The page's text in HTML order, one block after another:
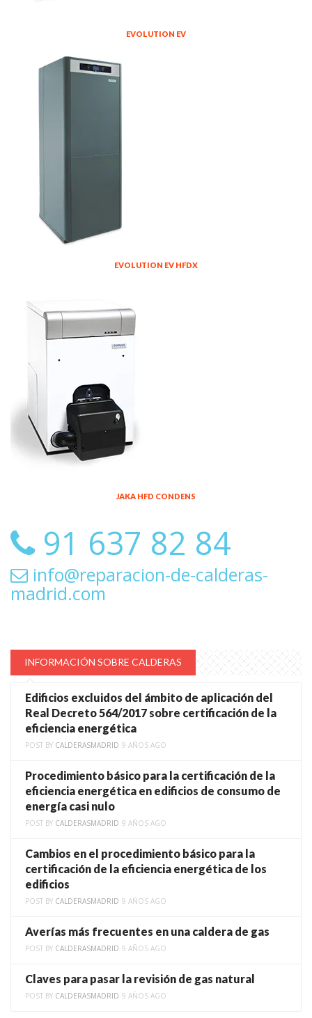
EVOLUTION EV
EVOLUTION EV HFDX
JAKA HFD CONDENS
91 637 82 84
info@reparacion-de-calderas-
madrid.com
INFORMACIÓN SOBRE CALDERAS
Edificios excluidos del ámbito de aplicación del
Real Decreto 564/2017 sobre certificación de la
eficiencia energética
POST BY CALDERASMADRID 9 AÑOS AGO
Procedimiento básico para la certificación de la
eficiencia energética en edificios de consumo de
energía casi nulo
POST BY CALDERASMADRID 9 AÑOS AGO
Cambios en el procedimiento básico para la
certificación de la eficiencia energética de los
edificios
POST BY CALDERASMADRID 9 AÑOS AGO
Averías más frecuentes en una caldera de gas
POST BY CALDERASMADRID 9 AÑOS AGO
Claves para pasar la revisión de gas natural
POST BY CALDERASMADRID 9 AÑOS AGO